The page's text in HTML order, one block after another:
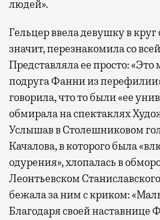
людей».
Гельцер ввела девушку в круг
значит, перезнакомила со
Представляла ее просто:
подруга Фанни из
говорила, что то были «ее
обмирала на спектаклях
Услышав в Столешниковом
Качалова, в которого была
одурения», хлопалась в
Леонтьевском
бежала за ним с криком:
Благодаря своей наставнице